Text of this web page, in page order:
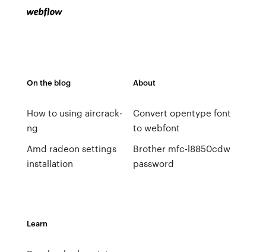
On the blog
How to using aircrack-
ng
Amd radeon settings
installation
About
Convert opentype font
to webfont
Brother mfc-l8850cdw
password
Learn